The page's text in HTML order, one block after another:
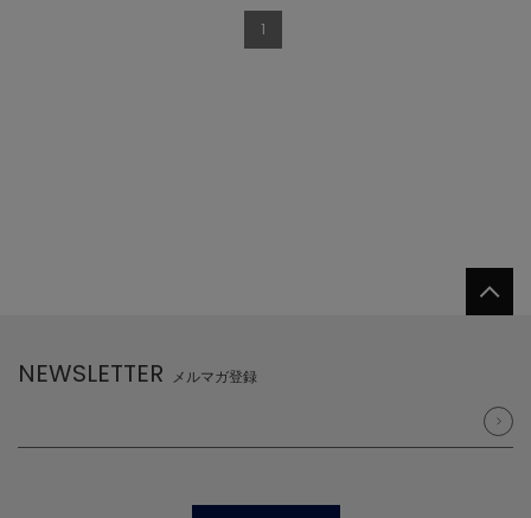
1
NEWSLETTER メルマガ登録